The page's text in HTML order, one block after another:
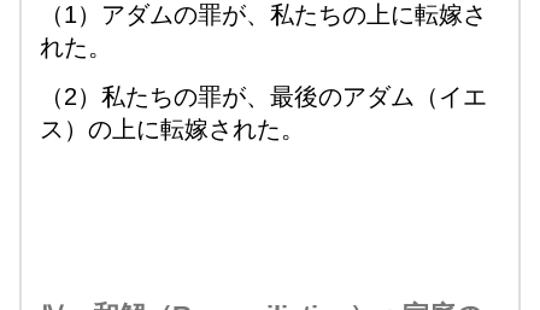
（1）アダムの罪が、私たちの上に転嫁さ
れた。
（2）私たちの罪が、最後のアダム（イエ
ス）の上に転嫁された。